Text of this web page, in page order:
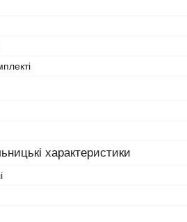
характеристики